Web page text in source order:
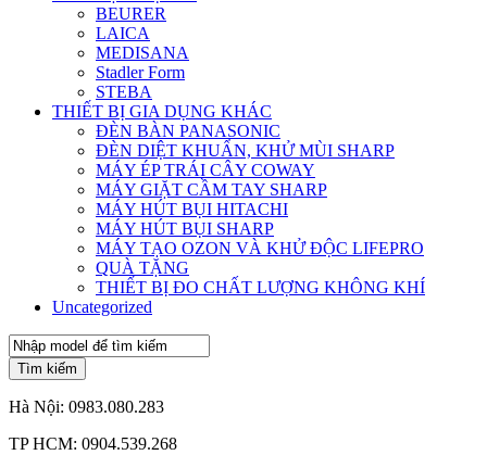
BEURER
LAICA
MEDISANA
Stadler Form
STEBA
THIẾT BỊ GIA DỤNG KHÁC
ĐÈN BÀN PANASONIC
ĐÈN DIỆT KHUẨN, KHỬ MÙI SHARP
MÁY ÉP TRÁI CÂY COWAY
MÁY GIẶT CẦM TAY SHARP
MÁY HÚT BỤI HITACHI
MÁY HÚT BỤI SHARP
MÁY TẠO OZON VÀ KHỬ ĐỘC LIFEPRO
QUÀ TẶNG
THIẾT BỊ ĐO CHẤT LƯỢNG KHÔNG KHÍ
Uncategorized
Tìm kiếm
Hà Nội: 0983.080.283
TP HCM: 0904.539.268